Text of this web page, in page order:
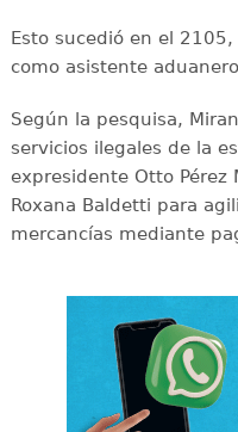
Esto sucedió en el
como asistente
Según la pesquisa,
servicios ilegales de la
expresidente Otto
Roxana Baldetti para
mercancías mediante